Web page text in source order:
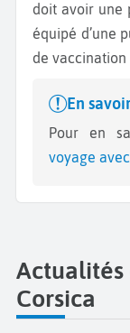
doit avoir une
équipé d’une
de vaccination
En
Pour en
voyage
Actualités
Corsica